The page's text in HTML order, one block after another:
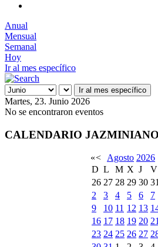
Anual
Mensual
Semanal
Hoy
Ir al mes específico
Ir al mes específico
Martes, 23. Junio 2026
No se encontraron eventos
CALENDARIO JAZMINIANO
«< Agosto 2026
D L M X J V
26 27 28 29 30 31
2
3 4 5 6 7
9
10 11 12 13
16 17 18 19 20 21
23 24 25 26 27